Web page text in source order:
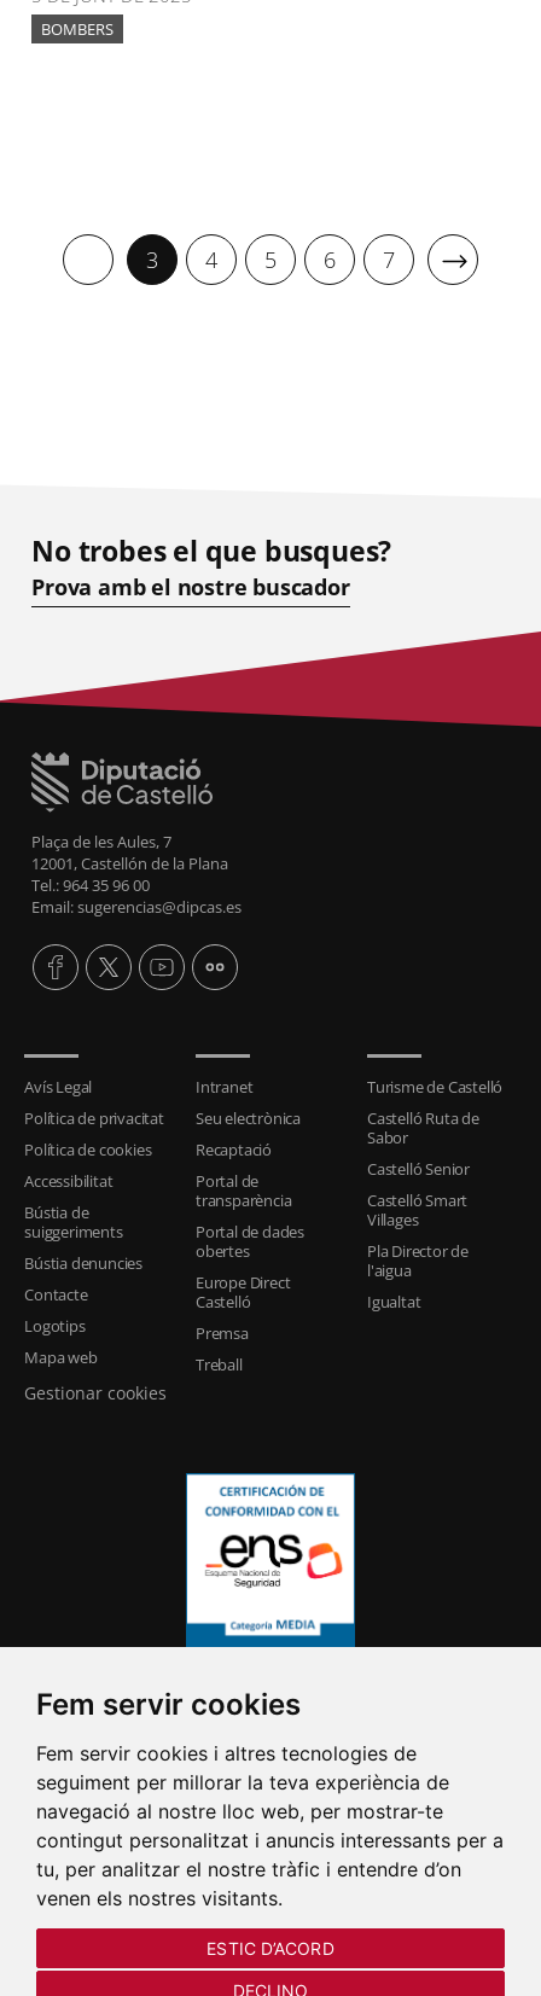
Fem servir cookies
Fem servir cookies i altres tecnologies de
seguiment per millorar la teva experiència de
navegació al nostre lloc web, per mostrar-te
contingut personalitzat i anuncis interessants per a
tu, per analitzar el nostre tràfic i entendre d’on
venen els nostres visitants.
ESTIC D’ACORD
DECLINO
BOMBERS
3 4 5 6 7
No trobes el que busques?
Prova amb el nostre buscador
Plaça de les Aules, 7
12001, Castellón de la Plana
Tel.: 964 35 96 00
Email: sugerencias@dipcas.es
Avís Legal
Política de privacitat
Política de cookies
Accessibilitat
Bústia de
suiggeriments
Bústia denuncies
Contacte
Logotips
Mapa web
Gestionar cookies
Intranet
Seu electrònica
Recaptació
Portal de
transparència
Portal de dades
obertes
Europe Direct
Castelló
Premsa
Treball
Turisme de Castelló
Castelló Ruta de
Sabor
Castelló Senior
Castelló Smart
Villages
Pla Director de
l'aigua
Igualtat